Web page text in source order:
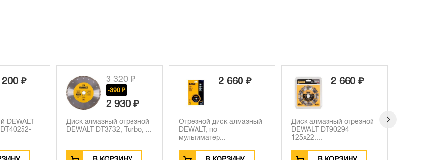
200 ₽
DEWALT
3 320 ₽
-390 ₽
2 930 ₽
Диск алмазный отрезной
DEWALT DT3732, Turbo, ...
2 660 ₽
Отрезной диск алмазный
DEWALT, по
мультиматер...
2 660 ₽
Диск алмазный отрезной
DEWALT DT90294
125х22....